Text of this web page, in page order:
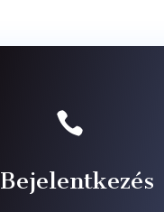

Bejelentkezés